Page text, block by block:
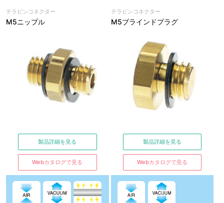
テラピンコネクター
M5ニップル
製品詳細を見る
Webカタログで見る
テラピンコネクター
M5ブラインドプラグ
製品詳細を見る
Webカタログで見る